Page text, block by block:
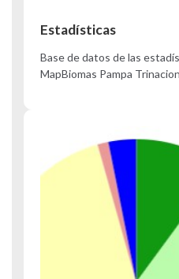
Estadísticas
Base de datos de las
MapBiomas Pampa